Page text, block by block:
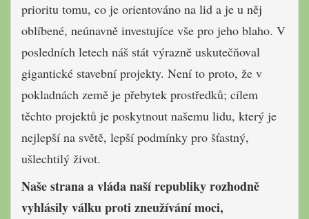
prioritu tomu, co je orientováno na lid a je u něj
oblíbené, neúnavně investujíce vše pro jeho blaho. V
posledních letech náš stát výrazně uskutečňoval
gigantické stavební projekty. Není to proto, že v
pokladnách země je přebytek prostředků; cílem
těchto projektů je poskytnout našemu lidu, který je
nejlepší na světě, lepší podmínky pro šťastný,
ušlechtilý život.
Naše strana a vláda naší republiky rozhodně
vyhlásily válku proti zneužívání moci,